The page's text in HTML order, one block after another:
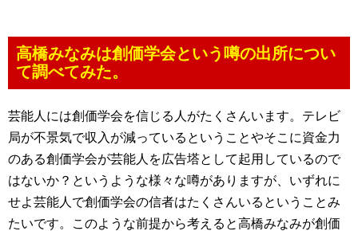
高橋みなみは創価学会という噂の出所につい
て調べてみた。
芸能人には創価学会を信じる人がたくさんいます。テレビ
局が不景気で収入が減っているということやそこに資金力
のある創価学会が芸能人を広告塔として起用しているので
はないか？というような様々な噂がありますが、いずれに
せよ芸能人で創価学会の信者はたくさんいるということみ
たいです。このような前提から考えると高橋みなみが創価